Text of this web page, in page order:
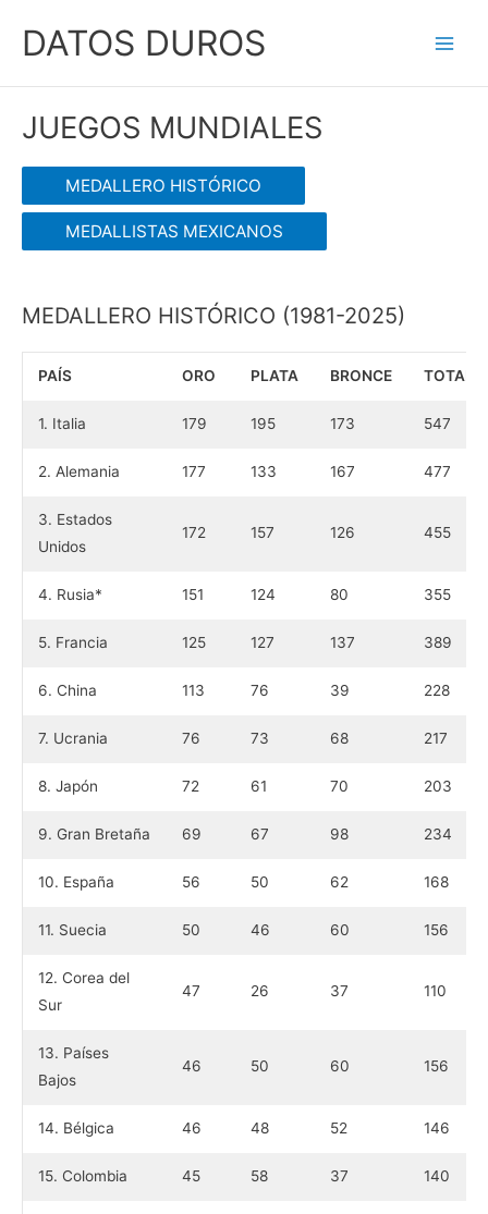
DATOS DUROS
JUEGOS MUNDIALES
MEDALLERO HISTÓRICO
MEDALLISTAS MEXICANOS
MEDALLERO HISTÓRICO (1981-2025)
PAÍS ORO PLATA BRONCE TOTAL
1. Italia 179 195 173 547
2. Alemania 177 133 167 477
3. Estados
Unidos
172 157 126 455
4. Rusia* 151 124 80 355
5. Francia 125 127 137 389
6. China 113 76 39 228
7. Ucrania 76 73 68 217
8. Japón 72 61 70 203
9. Gran Bretaña 69 67 98 234
10. España 56 50 62 168
11. Suecia 50 46 60 156
12. Corea del
Sur
47 26 37 110
13. Países
Bajos
46 50 60 156
14. Bélgica 46 48 52 146
15. Colombia 45 58 37 140